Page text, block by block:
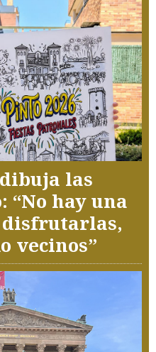
las
“No hay una
disfrutarlas,
vecinos”